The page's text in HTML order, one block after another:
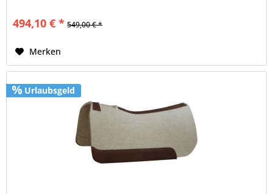
494,10 € * 549,00 € *
Merken
Urlaubsgeld